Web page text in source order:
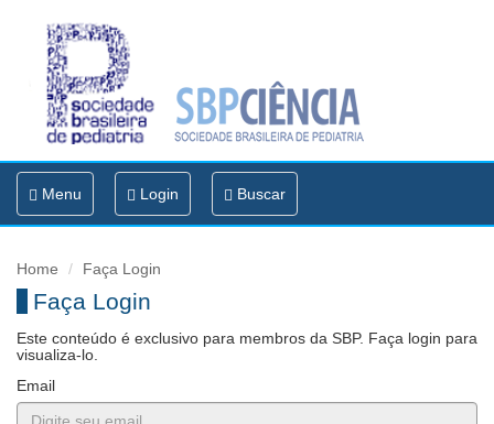
Toggle
navigation
Menu Login Buscar
Home Faça Login
Faça Login
Este conteúdo é exclusivo para membros da SBP. Faça login para
visualiza-lo.
Email